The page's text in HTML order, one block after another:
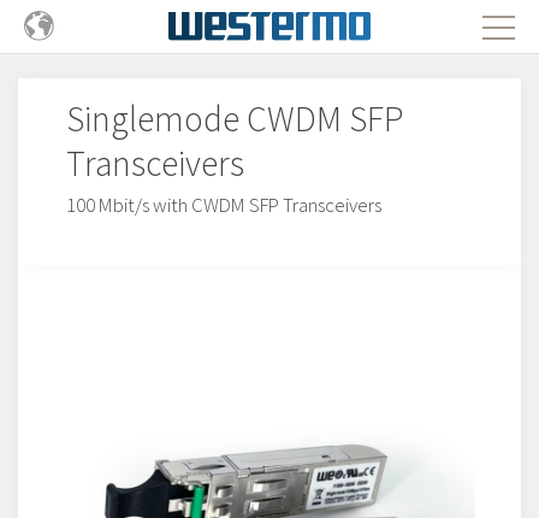
Singlemode CWDM SFP
Transceivers
100 Mbit/s with CWDM SFP Transceivers